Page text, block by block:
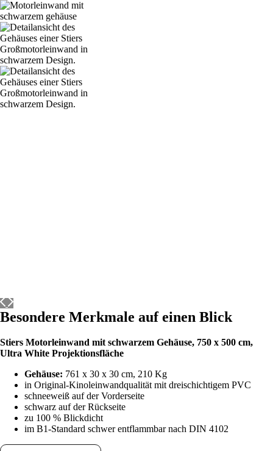
Besondere Merkmale auf einen Blick
Stiers Motorleinwand mit schwarzem Gehäuse, 750 x 500 cm,
Ultra White Projektionsfläche
Gehäuse: 761 x 30 x 30 cm, 210 Kg
in Original-Kinoleinwandqualität mit dreischichtigem PVC
schneeweiß auf der Vorderseite
schwarz auf der Rückseite
zu 100 % Blickdicht
im B1-Standard schwer entflammbar nach DIN 4102